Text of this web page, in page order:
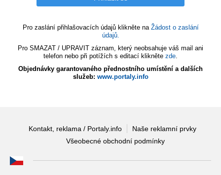
Pro zaslání přihlašovacích údajů klikněte na Žádost o zaslání
údajů.
Pro SMAZAT / UPRAVIT záznam, který neobsahuje váš mail ani
telefon nebo při potížích s editací klikněte zde.
Objednávky garantovaného přednostního umístění a dalších
služeb: www.portaly.info
Kontakt, reklama / Portaly.info
Naše reklamní prvky
Všeobecné obchodní podmínky